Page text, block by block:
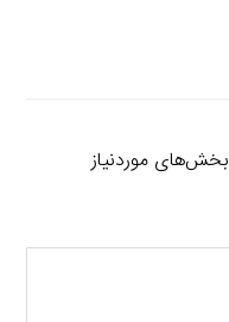
بخش‌های موردنیاز